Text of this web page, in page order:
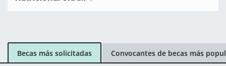
Becas más solicitadas Convocantes de becas más